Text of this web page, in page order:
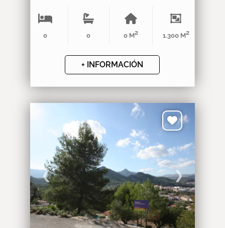
0 0 0 M2 1.300 M2
+ INFORMACIÓN
❮ ❯